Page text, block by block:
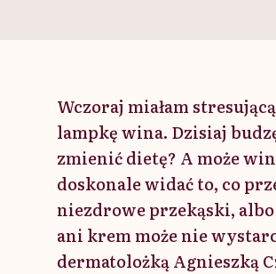
Wczoraj miałam
lampkę wina. Dzisiaj
zmienić dietę? A może
doskonale widać to, co
niezdrowe przekąski,
ani krem może nie
dermatolożką Agnieszką